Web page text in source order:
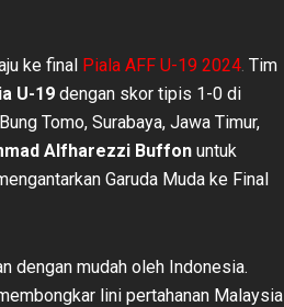
ke final Piala AFF U-19 2024. Tim
U-19 dengan skor tipis 1-0 di
Tomo, Surabaya, Jawa Timur,
Alfharezzi Buffon untuk
Garuda Muda ke Final
dengan mudah oleh Indonesia.
lini pertahanan Malaysia